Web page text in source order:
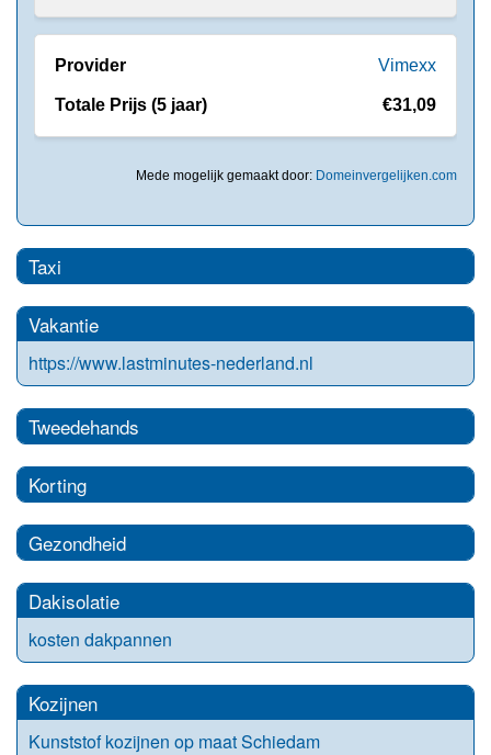
Vimexx
€31,09
Mede mogelijk gemaakt door: Domeinvergelijken.com
Taxi
Vakantie
https://www.lastminutes-nederland.nl
Tweedehands
Korting
Gezondheid
Dakisolatie
kosten dakpannen
Kozijnen
Kunststof kozijnen op maat Schiedam